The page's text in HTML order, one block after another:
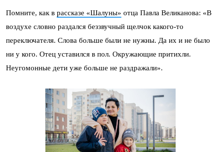
Помните, как в рассказе «Шалуны» отца Павла Великанова: «В
воздухе словно раздался беззвучный щелчок какого-то
переключателя. Слова больше были не нужны. Да их и не было
ни у кого. Отец уставился в пол. Окружающие притихли.
Неугомонные дети уже больше не раздражали».